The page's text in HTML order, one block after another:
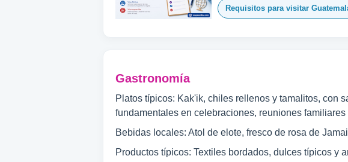
Requisitos para visitar
Gastronomía
Platos típicos: Kak'ik, chiles rellenos y tamalitos, con
fundamentales en celebraciones, reuniones
Bebidas locales: Atol de elote, fresco de rosa de
Productos típicos: Textiles bordados, dulces típicos y